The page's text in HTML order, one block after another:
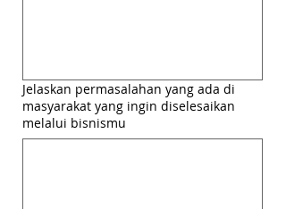
Jelaskan permasalahan yang ada di
masyarakat yang ingin diselesaikan
melalui bisnismu